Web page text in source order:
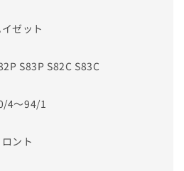
ゼット
S83P S82C S83C
4～94/1
ロント